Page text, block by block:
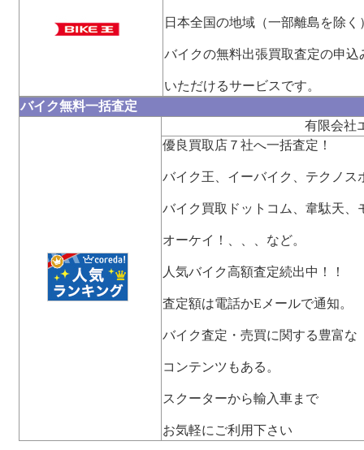
日本全国の地域（一部離島を除く
バイクの無料出張買取査定の申込
いただけるサービスです。
バイク無料一括査定
有限会社
優良買取店７社へ一括査定！
バイク王、イーバイク、テクノス
バイク買取ドットコム、韋駄天、
オーケイ！、、、など。
人気バイク高額査定続出中！！
査定額は電話かEメールで通知。
バイク査定・売買に関する豊富な
コンテンツもある。
スクーターから輸入車まで
お気軽にご利用下さい